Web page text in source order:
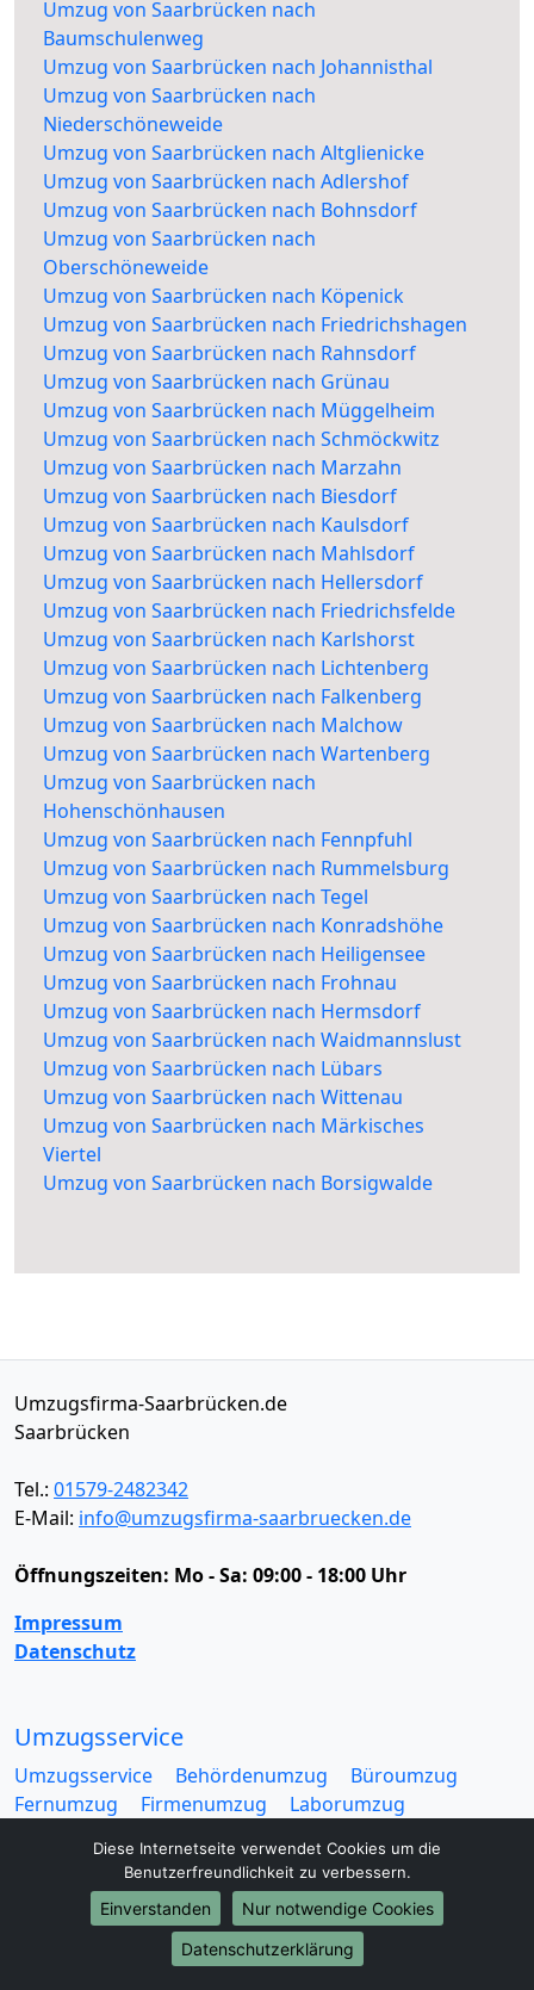
Umzug von Saarbrücken nach
Baumschulenweg
Umzug von Saarbrücken nach Johannisthal
Umzug von Saarbrücken nach
Niederschöneweide
Umzug von Saarbrücken nach Altglienicke
Umzug von Saarbrücken nach Adlershof
Umzug von Saarbrücken nach Bohnsdorf
Umzug von Saarbrücken nach
Oberschöneweide
Umzug von Saarbrücken nach Köpenick
Umzug von Saarbrücken nach Friedrichshagen
Umzug von Saarbrücken nach Rahnsdorf
Umzug von Saarbrücken nach Grünau
Umzug von Saarbrücken nach Müggelheim
Umzug von Saarbrücken nach Schmöckwitz
Umzug von Saarbrücken nach Marzahn
Umzug von Saarbrücken nach Biesdorf
Umzug von Saarbrücken nach Kaulsdorf
Umzug von Saarbrücken nach Mahlsdorf
Umzug von Saarbrücken nach Hellersdorf
Umzug von Saarbrücken nach Friedrichsfelde
Umzug von Saarbrücken nach Karlshorst
Umzug von Saarbrücken nach Lichtenberg
Umzug von Saarbrücken nach Falkenberg
Umzug von Saarbrücken nach Malchow
Umzug von Saarbrücken nach Wartenberg
Umzug von Saarbrücken nach
Hohenschönhausen
Umzug von Saarbrücken nach Fennpfuhl
Umzug von Saarbrücken nach Rummelsburg
Umzug von Saarbrücken nach Tegel
Umzug von Saarbrücken nach Konradshöhe
Umzug von Saarbrücken nach Heiligensee
Umzug von Saarbrücken nach Frohnau
Umzug von Saarbrücken nach Hermsdorf
Umzug von Saarbrücken nach Waidmannslust
Umzug von Saarbrücken nach Lübars
Umzug von Saarbrücken nach Wittenau
Umzug von Saarbrücken nach Märkisches
Viertel
Umzug von Saarbrücken nach Borsigwalde
Umzugsfirma-Saarbrücken.de
Saarbrücken
Tel.: 01579-2482342
E-Mail: info@umzugsfirma-saarbruecken.de
Öffnungszeiten: Mo - Sa: 09:00 - 18:00 Uhr
Impressum
Datenschutz
Umzugsservice
Umzugsservice Behördenumzug
Büroumzug
Fernumzug
Firmenumzug
Laborumzug
Seniorenumzug
Studentenumzug
Beiladung
Entrümpelung
Halteverbotszone
Klaviertransport
Möbellift
Haushaltsauflösung
Möbeltaxi
Möbelmitfahrzentrale
Umzugskartons
Diese Internetseite verwendet Cookies um die
Benutzerfreundlichkeit zu verbessern.
Einverstanden
Nur notwendige Cookies
Datenschutzerklärung